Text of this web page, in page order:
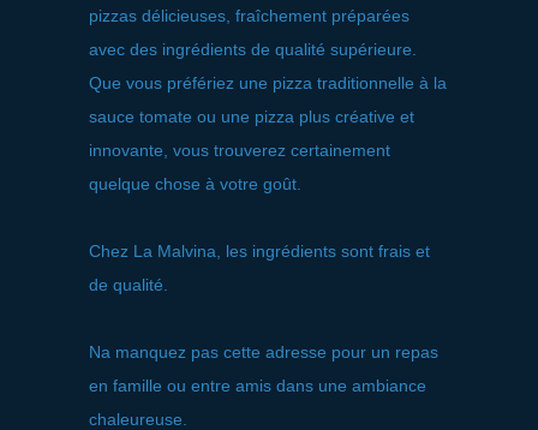
pizzas délicieuses, fraîchement préparées
avec des ingrédients de qualité supérieure.
Que vous préfériez une pizza traditionnelle à la
sauce tomate ou une pizza plus créative et
innovante, vous trouverez certainement
quelque chose à votre goût.
Chez La Malvina, les ingrédients sont frais et
de qualité.
Na manquez pas cette adresse pour un repas
en famille ou entre amis dans une ambiance
chaleureuse.